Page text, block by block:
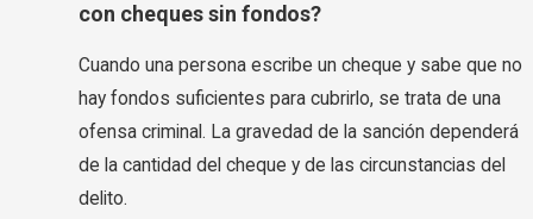
con cheques sin fondos?
Cuando una persona escribe un cheque y sabe que no
hay fondos suficientes para cubrirlo, se trata de una
ofensa criminal. La gravedad de la sanción dependerá
de la cantidad del cheque y de las circunstancias del
delito.